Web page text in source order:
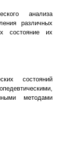
анализа
различных
состояние их
состояний
методами